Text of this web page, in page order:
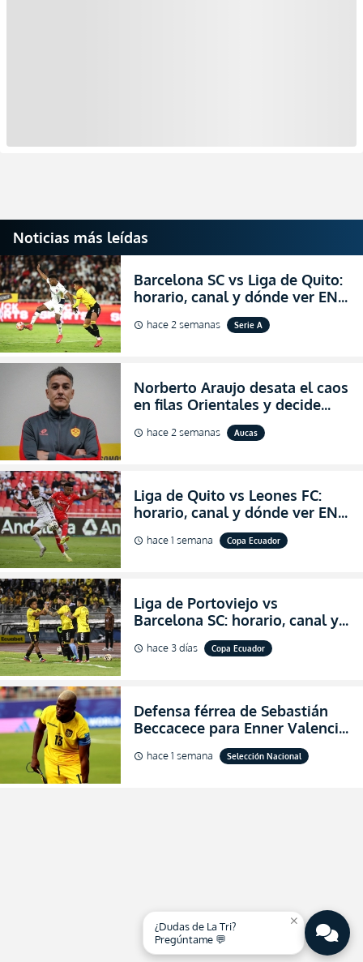
Noticias más leídas
Barcelona SC vs Liga de Quito:
horario, canal y dónde ver EN
VIVO la Fecha 22 de la LigaPro
2026
schedule hace 2 semanas Serie A
Norberto Araujo desata el caos
en filas Orientales y decide
abandonar la dirección técnica
de Aucas
schedule hace 2 semanas Aucas
Liga de Quito vs Leones FC:
horario, canal y dónde ver EN
VIVO los octavos de final de la
Copa Ecuador 2026
schedule hace 1 semana Copa Ecuador
Liga de Portoviejo vs
Barcelona SC: horario, canal y
dónde ver EN VIVO los octavos
de final de la Copa Ecuador
schedule hace 3 días Copa Ecuador
Defensa férrea de Sebastián
Beccacece para Enner Valencia
al indicar que era el hombre
indicado para Ecuador
schedule hace 1 semana Selección Nacional
close
¿Dudas de La Tri?
Pregúntame 💬